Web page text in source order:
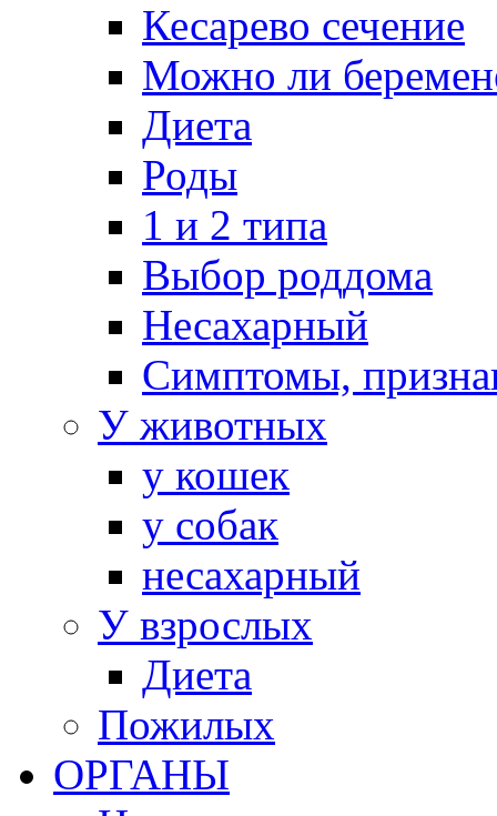
Кесарево сечение
Можно ли
Диета
Роды
1 и 2 типа
Выбор роддома
Несахарный
Симптомы,
У животных
у кошек
у собак
несахарный
У взрослых
Диета
Пожилых
ОРГАНЫ